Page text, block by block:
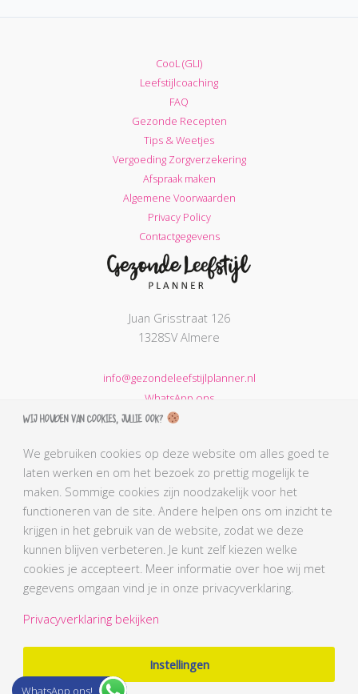
CooL (GLI)
Leefstijlcoaching
FAQ
Gezonde Recepten
Tips & Weetjes
Vergoeding Zorgverzekering
Afspraak maken
Algemene Voorwaarden
Privacy Policy
Contactgegevens
Juan Grisstraat 126
1328SV Almere
info@gezondeleefstijlplanner.nl
WhatsApp ons
KVK nummer: 68664621
BTW nummer: NL002203974B31
AGB-code Praktijk: 90069212
AGB-code Zorgverlener Simone: 90110291
Kabiz registratienummer: 18106656784
BLCN lidnummer: L0761
BGN lidnummer Simone: 4407
© 2026Gezonde Leefstijl planner - Afvallen Almere
Wij houden van cookies, jullie ook?
We gebruiken cookies op deze website om alles goed te
laten werken en om het bezoek zo prettig mogelijk te
maken. Sommige cookies zijn noodzakelijk voor het
functioneren van de site. Andere helpen ons om inzicht te
krijgen in het gebruik van de website, zodat we deze
kunnen blijven verbeteren. Je kunt zelf kiezen welke
cookies je accepteert. Meer informatie over hoe wij met
gegevens omgaan vind je in onze privacyverklaring.
Privacyverklaring bekijken
Instellingen
WhatsApp ons!